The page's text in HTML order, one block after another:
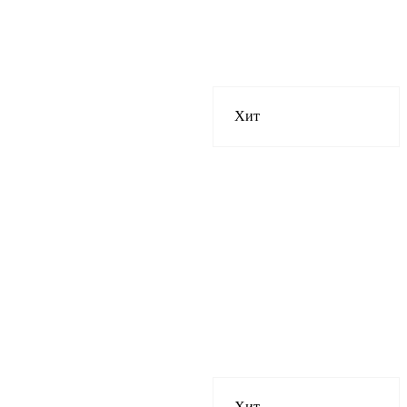
Хит